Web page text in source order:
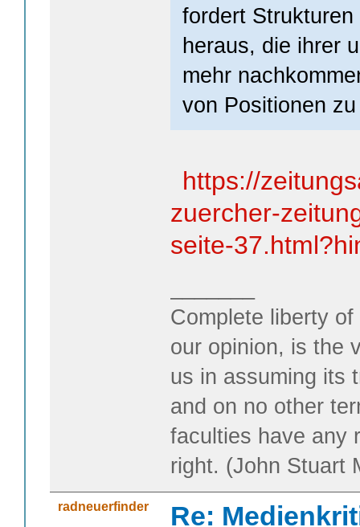
fordert
heraus, die ihrer
mehr
von Positionen
https://
zuercher-
seite-
Complete liberty
our opinion, is the
us in assuming its
and on no other
faculties have any
right. (John Stuart
radneuerfinder Re: